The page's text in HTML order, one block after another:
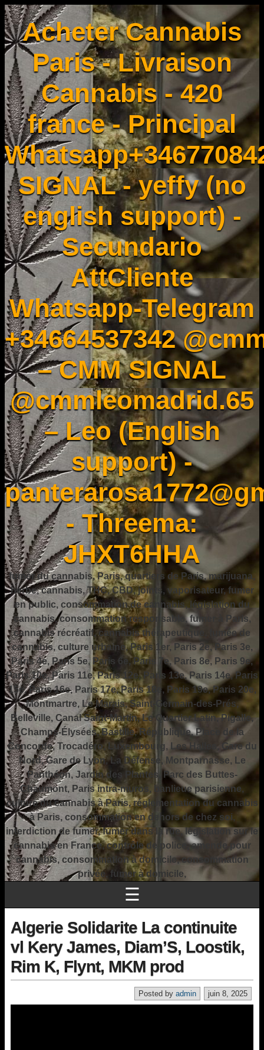
Acheter Cannabis
Paris - Livraison
Cannabis - 420
france - Principal
SIGNAL - yeffy (no
english support) -
Secundario
AttCliente
Whatsapp-Telegram
+34664537342
– CMM SIGNAL
@cmmleomadrid.65
– Leo (English
support) -
- Threema:
JHXT6HHA
fumer du cannabis, Paris, quartiers de Paris, marijuana,
herbe, cannabis, THC, CBD, joints, vaporisateur, fumer
en public, consommation de cannabis, législation du
cannabis, consommation responsable, fumer à Paris,
cannabis récréatif, cannabis thérapeutique, fumée de
cannabis, culture urbaine, Paris 1er, Paris 2e, Paris 3e,
Paris 4e, Paris 5e, Paris 6e, Paris 7e, Paris 8e, Paris 9e,
Paris 10e, Paris 11e, Paris 12e, Paris 13e, Paris 14e, Paris
15e, Paris 16e, Paris 17e, Paris 18e, Paris 19e, Paris 20e,
Montmartre, Le Marais, Saint-Germain-des-Prés,
Belleville, Canal Saint-Martin, Le Quartier Latin, Pigalle,
Champs-Élysées, Bastille, République, Place de la
Concorde, Trocadéro, Luxembourg, Les Halles, Gare du
Nord, Gare de Lyon, La Défense, Montparnasse, Le
Panthéon, Jardin des Plantes, Parc des Buttes-
Chaumont, Paris intra-muros, banlieue parisienne,
culture du cannabis à Paris, réglementation du cannabis
à Paris, consommation en dehors de chez soi,
interdiction de fumer, fumer dans la rue, législation sur le
cannabis en France, contrôle de police, amende pour
cannabis, consommation à domicile, consommation
privée, fumer à domicile,
☰
Algerie Solidarite La continuite
vl Kery James, Diam’S, Loostik,
Rim K, Flynt, MKM prod
juin 8, 2025
Posted by admin